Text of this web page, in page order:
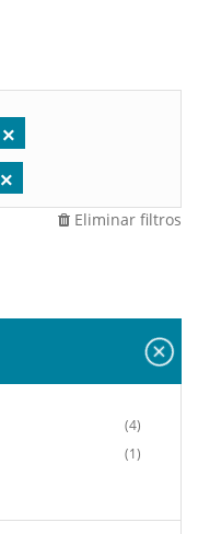
Eliminar filtros
(4)
(1)